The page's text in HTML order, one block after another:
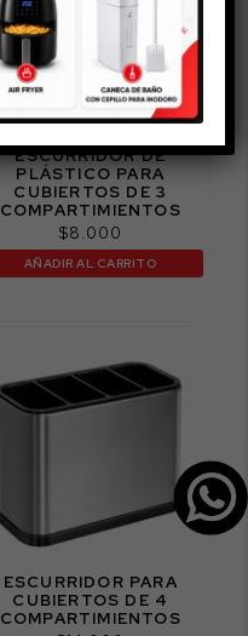
ESCURRIDOR DE
PLÁSTICO PARA
CUBIERTOS DE 3
COMPARTIMIENTOS
$8.000
AÑADIR AL CARRITO
ESCURRIDOR PARA
CUBIERTOS DE 4
COMPARTIMIENTOS